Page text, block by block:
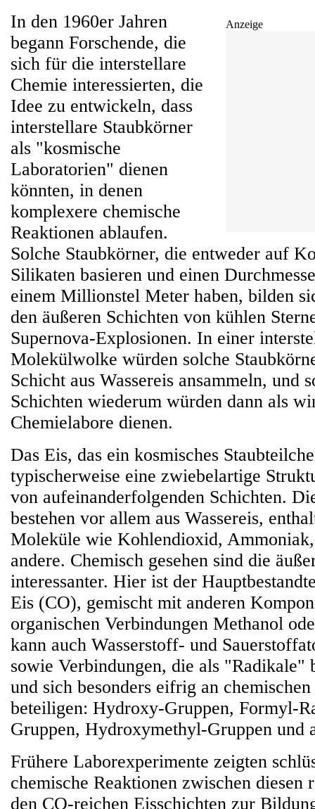
Anzeige
In den 1960er Jahren
begann Forschende, die
sich für die interstellare
Chemie interessierten, die
Idee zu entwickeln, dass
interstellare Staubkörner
als "kosmische
Laboratorien" dienen
könnten, in denen
komplexere chemische
Reaktionen ablaufen.
Solche Staubkörner, die entweder auf
Silikaten basieren und einen
einem Millionstel Meter haben, bilden
den äußeren Schichten von kühlen
Supernova-Explosionen. In einer
Molekülwolke würden solche
Schicht aus Wassereis ansammeln, und
Schichten wiederum würden dann als
Chemielabore dienen.
Das Eis, das ein kosmisches
typischerweise eine zwiebelartige
von aufeinanderfolgenden Schichten.
bestehen vor allem aus Wassereis,
Moleküle wie Kohlendioxid,
andere. Chemisch gesehen sind die
interessanter. Hier ist der
Eis (CO), gemischt mit anderen
organischen Verbindungen Methanol
kann auch Wasserstoff- und
sowie Verbindungen, die als "Radikale"
und sich besonders eifrig an
beteiligen: Hydroxy-Gruppen, Formyl-
Gruppen, Hydroxymethyl-Gruppen und
Frühere Laborexperimente zeigten
chemische Reaktionen zwischen diesen
den CO-reichen Eisschichten zur